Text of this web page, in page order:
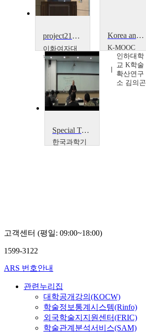
project21AND 초청 세미나콘서트 이병무의 Ga-on Aa(2015)
이화여자대
학교
이병무
Korea and International Relations
K-MOOC
인하대학
교 K학술
확산연구
소 김의곤
Special Topics in Ocean System Engineering : Analytical and Computational Dynamics
한국과학기
고객센터 (평일: 09:00~18:00)
1599-3122
ARS 번호안내
관련누리집
대학공개강의(KOCW)
학술정보통계시스템(Rinfo)
외국학술지지원센터(FRIC)
학술관계분석서비스(SAM)